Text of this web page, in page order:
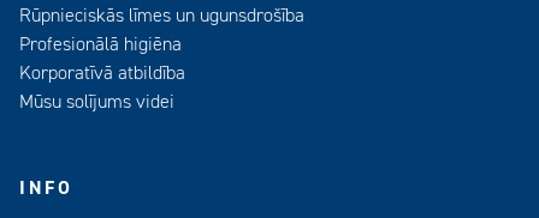
Rūpnieciskās līmes un ugunsdrošība
Profesionālā higiēna
Korporatīvā atbildība
Mūsu solījums videi
INFO